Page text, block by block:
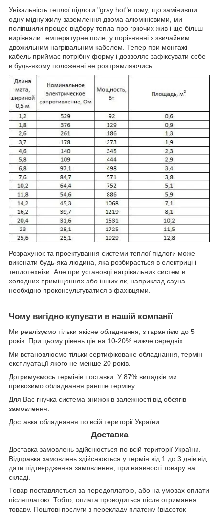
Унікальність теплої підлоги "gray hot"в тому, що замінивши
одну мідну жилу заземлення двома алюмінієвими, ми
поліпшили процес відбору тепла про гріючих жив і ще більш
вирівняли температурне поле, у порівнянні з звичайним
двожильним нагрівальним кабелем. Тепер при монтажі
кабель приймає потрібну форму і дозволяє зафіксувати себе
в будь-якому положенні не розпрямляючись.
Розрахунок та проектування системи теплої підлоги може
виконати будь-яка людина, яка розбирається в електриці і
теплотехніки. Але при установці нагрівальних систем в
холодних приміщеннях або інших як, наприклад сауна
необхідно проконсультуватися з фахівцями.
Чому вигідно купувати в нашій компанії
Ми реалізуємо тільки якісне обладнання, з гарантією до 5
років. При цьому рівень цін на 10-20% нижче середніх.
Ми встановлюємо тільки сертифіковане обладнання, термін
експлуатації якого не менше 20 років.
Дотримуємось термінів поставки. У 87% випадків ми
привозимо обладнання раніше терміну.
Для Вас гнучка система знижок в залежності від обсягів
замовлення.
Доставка обладнання по всій території України.
Доставка
Доставка замовлень здійснюється по всій території України.
Відправка замовлень здійснюється у термін від 1 до 3 днів від
дати підтвердження замовлення, при наявності товару на
складі.
Товар поставляється за передоплатою, або на умовах оплати
післяплатою. Тобто, оплата проводиться після отримання
товару. Поштові послуги з перекладу платежу (відсоток